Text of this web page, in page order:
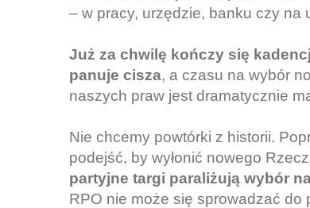
– w pracy, urzędzie, banku czy na
Już za chwilę kończy się
panuje cisza, a czasu na wybór
naszych praw jest dramatycznie
Nie chcemy powtórki z historii.
podejść, by wyłonić nowego
partyjne targi paraliżują wybór
RPO nie może się sprowadzać do